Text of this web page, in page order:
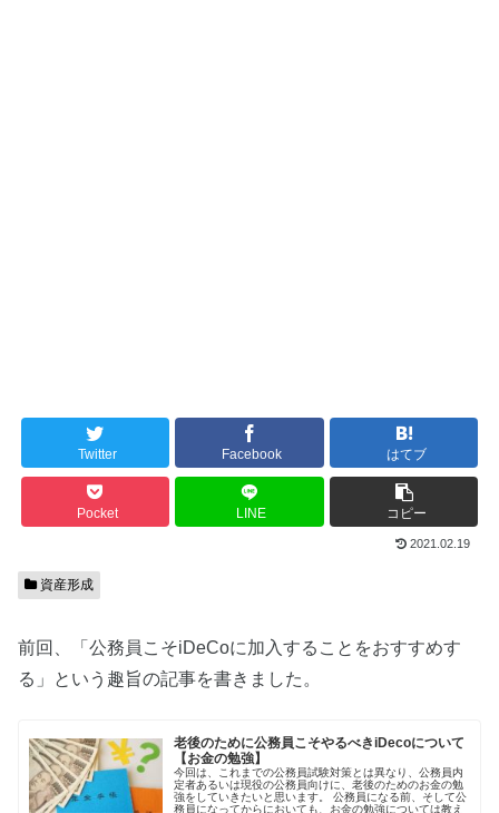
Twitter Facebook はてブ
Pocket LINE コピー
2021.02.19
資産形成
前回、「公務員こそiDeCoに加入することをおすすめす
る」という趣旨の記事を書きました。
老後のために公務員こそやるべきiDecoについて
【お金の勉強】
今回は、これまでの公務員試験対策とは異なり、公務員内
定者あるいは現役の公務員向けに、老後のためのお金の勉
強をしていきたいと思います。 公務員になる前、そして公
務員になってからにおいても、お金の勉強については教え